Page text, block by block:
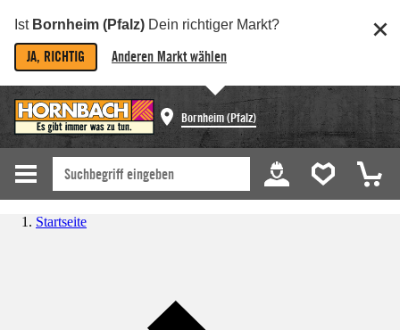
Ist Bornheim (Pfalz) Dein richtiger Markt?
JA, RICHTIG Anderen Markt wählen
Bornheim (Pfalz)
Startseite